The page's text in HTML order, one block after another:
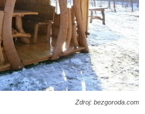
Zdroj: bezgoroda.com